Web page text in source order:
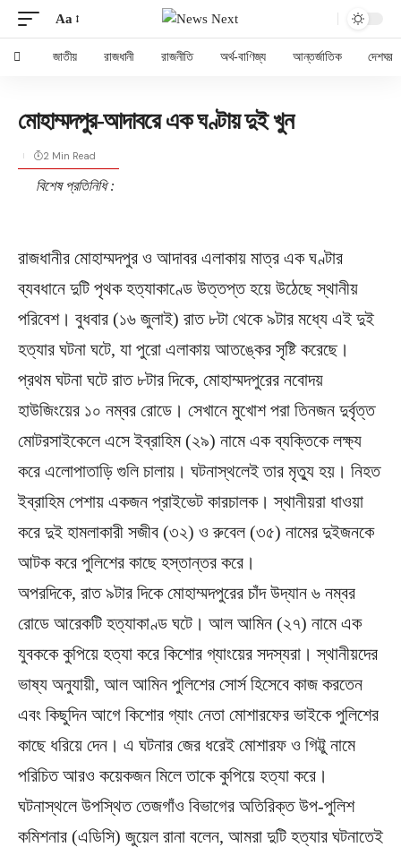
Aa
জাতীয় রাজধানী রাজনীতি অর্থ-বাণিজ্য আন্তর্জাতিক দেশঘর
মোহাম্মদপুর-আদাবরে এক ঘণ্টায় দুই খুন
বিশেষ প্রতিনিধি :
2 Min Read
রাজধানীর মোহাম্মদপুর ও আদাবর এলাকায় মাত্র এক ঘণ্টার
ব্যবধানে দুটি পৃথক হত্যাকাণ্ডে উত্তপ্ত হয়ে উঠেছে স্থানীয়
পরিবেশ। বুধবার (১৬ জুলাই) রাত ৮টা থেকে ৯টার মধ্যে এই দুই
হত্যার ঘটনা ঘটে, যা পুরো এলাকায় আতঙ্কের সৃষ্টি করেছে।
প্রথম ঘটনা ঘটে রাত ৮টার দিকে, মোহাম্মদপুরের নবোদয়
হাউজিংয়ের ১০ নম্বর রোডে। সেখানে মুখোশ পরা তিনজন দুর্বৃত্ত
মোটরসাইকেলে এসে ইব্রাহিম (২৯) নামে এক ব্যক্তিকে লক্ষ্য
করে এলোপাতাড়ি গুলি চালায়। ঘটনাস্থলেই তার মৃত্যু হয়। নিহত
ইব্রাহিম পেশায় একজন প্রাইভেট কারচালক। স্থানীয়রা ধাওয়া
করে দুই হামলাকারী সজীব (৩২) ও রুবেল (৩৫) নামের দুইজনকে
আটক করে পুলিশের কাছে হস্তান্তর করে।
অপরদিকে, রাত ৯টার দিকে মোহাম্মদপুরের চাঁদ উদ্যান ৬ নম্বর
রোডে আরেকটি হত্যাকাণ্ড ঘটে। আল আমিন (২৭) নামে এক
যুবককে কুপিয়ে হত্যা করে কিশোর গ্যাংয়ের সদস্যরা। স্থানীয়দের
ভাষ্য অনুযায়ী, আল আমিন পুলিশের সোর্স হিসেবে কাজ করতেন
এবং কিছুদিন আগে কিশোর গ্যাং নেতা মোশারফের ভাইকে পুলিশের
কাছে ধরিয়ে দেন। এ ঘটনার জের ধরেই মোশারফ ও গিট্টু নামে
পরিচিত আরও কয়েকজন মিলে তাকে কুপিয়ে হত্যা করে।
ঘটনাস্থলে উপস্থিত তেজগাঁও বিভাগের অতিরিক্ত উপ-পুলিশ
কমিশনার (এডিসি) জুয়েল রানা বলেন, আমরা দুটি হত্যার ঘটনাতেই